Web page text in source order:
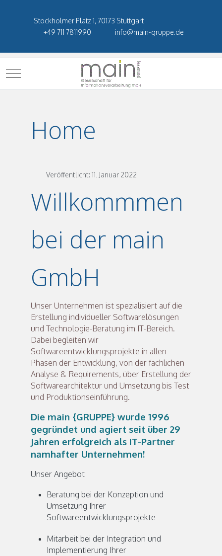
Stockholmer Platz 1, 70173 Stuttgart
+49 711 7811990
info@main-gruppe.de
Mobile Menu Toggle
Home
Veröffentlicht: 11. Januar 2022
Willkommmen
bei der main
GmbH
Unser Unternehmen ist spezialisiert auf die
Erstellung individueller Softwarelösungen
und Technologie-Beratung im IT-Bereich.
Dabei begleiten wir
Softwareentwicklungsprojekte in allen
Phasen der Entwicklung, von der fachlichen
Analyse & Requirements, über Erstellung der
Softwarearchitektur und Umsetzung bis Test
und Produktionseinführung.
Die main {GRUPPE} wurde 1996
gegründet und agiert seit über 29
Jahren erfolgreich als IT-Partner
namhafter Unternehmen!
Unser Angebot
Beratung bei der Konzeption und
Umsetzung Ihrer
Softwareentwicklungsprojekte
Mitarbeit bei der Integration und
Implementierung Ihrer